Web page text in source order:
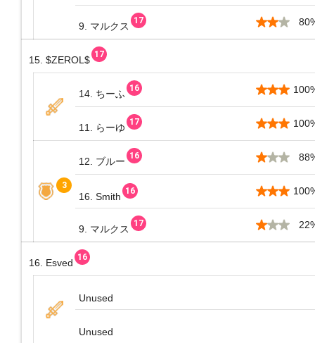
9. マルクス
15. $ZEROL$
14. ちーふ
11. らーゆ
12. ブルー
16. Smith
9. マルクス
16. Esved
Unused
Unused